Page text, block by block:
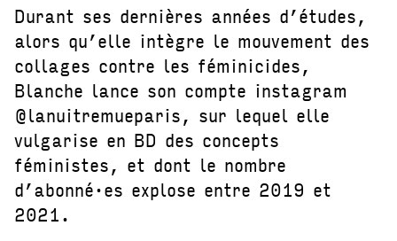
Durant ses dernières années d’études,
alors qu’elle intègre le mouvement des
collages contre les féminicides,
Blanche lance son compte instagram
@lanuitremueparis, sur lequel elle
vulgarise en BD des concepts
féministes, et dont le nombre
d’abonné·es explose entre 2019 et
2021.